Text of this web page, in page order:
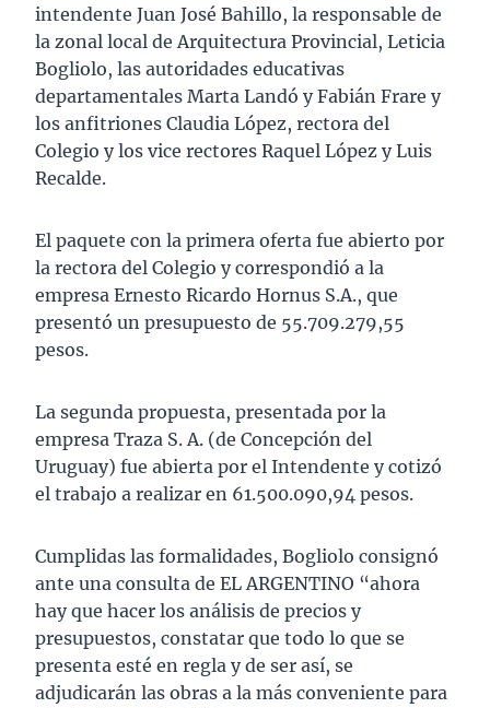
intendente Juan José Bahillo, la responsable de
la zonal local de Arquitectura Provincial, Leticia
Bogliolo, las autoridades educativas
departamentales Marta Landó y Fabián Frare y
los anfitriones Claudia López, rectora del
Colegio y los vice rectores Raquel López y Luis
Recalde.
El paquete con la primera oferta fue abierto por
la rectora del Colegio y correspondió a la
empresa Ernesto Ricardo Hornus S.A., que
presentó un presupuesto de 55.709.279,55
pesos.
La segunda propuesta, presentada por la
empresa Traza S. A. (de Concepción del
Uruguay) fue abierta por el Intendente y cotizó
el trabajo a realizar en 61.500.090,94 pesos.
Cumplidas las formalidades, Bogliolo consignó
ante una consulta de EL ARGENTINO “ahora
hay que hacer los análisis de precios y
presupuestos, constatar que todo lo que se
presenta esté en regla y de ser así, se
adjudicarán las obras a la más conveniente para